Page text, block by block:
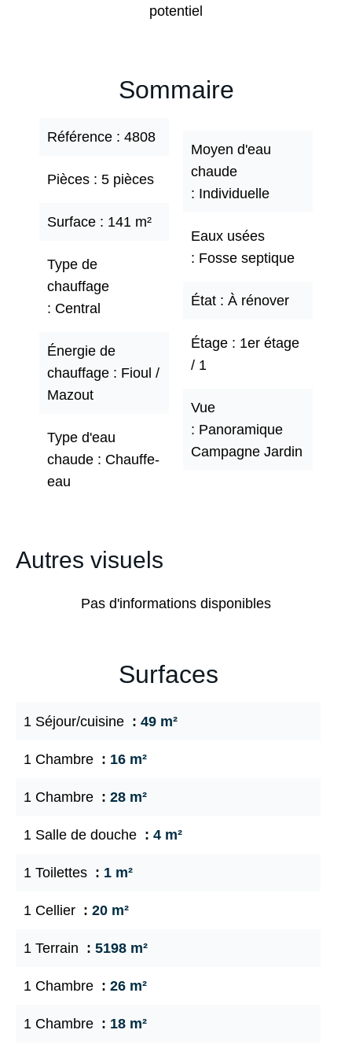
potentiel
Sommaire
Référence 4808
Pièces 5 pièces
Surface 141 m²
Type de
chauffage
Central
Énergie de
chauffage
Fioul /
Mazout
Type d'eau
chaude
Chauffe-
eau
Moyen d'eau
chaude
Individuelle
Eaux usées
Fosse septique
État À rénover
Étage
1er étage
/ 1
Vue
Panoramique
Campagne Jardin
Autres visuels
Pas d'informations disponibles
Surfaces
1 Séjour/cuisine 49 m²
1 Chambre 16 m²
1 Chambre 28 m²
1 Salle de douche 4 m²
1 Toilettes 1 m²
1 Cellier 20 m²
1 Terrain 5198 m²
1 Chambre 26 m²
1 Chambre 18 m²